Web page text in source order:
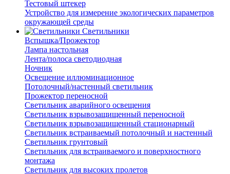
Тестовый штекер
Устройство для измерение экологических параметров
окружающей среды
Светильники
Вспышка/Прожектор
Лампа настольная
Лента/полоса светодиодная
Ночник
Освещение иллюминационное
Потолочный/настенный светильник
Прожектор переносной
Светильник аварийного освещения
Светильник взрывозащищенный переносной
Светильник взрывозащищенный стационарный
Светильник встраиваемый потолочный и настенный
Светильник грунтовый
Светильник для встраиваемого и поверхностного
монтажа
Светильник для высоких пролетов